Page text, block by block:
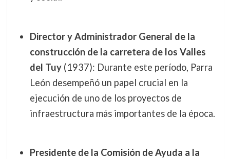
Director y Administrador General de la
construcción de la carretera de los Valles
del Tuy(1937): Durante este período, Parra
León desempeñó un papel crucial en la
ejecución de uno de los proyectos de
infraestructura más importantes de la época.
Presidente de la Comisión de Ayuda a la